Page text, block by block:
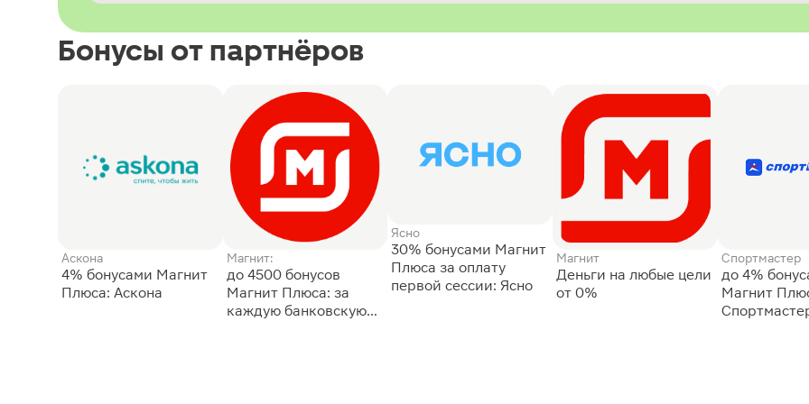
Бонусы от партнёров
Аскона
4% бонусами Магнит
Плюса: Аскона
Магнит:
до 4500 бонусов
Магнит Плюса: за
каждую банковскую
Ясно
30% бонусами Магнит
Плюса за оплату
первой сессии: Ясно
Магнит
Деньги на любые цели
от 0%
Спортмастер
до 4%
Магнит